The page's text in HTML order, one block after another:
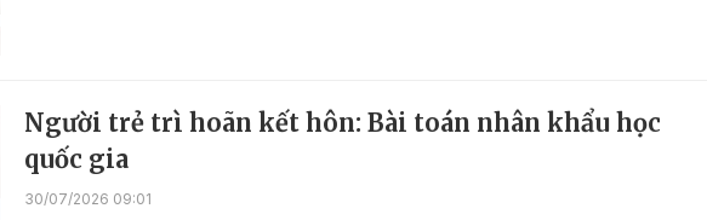
Người trẻ trì hoãn kết hôn: Bài toán nhân khẩu học
quốc gia
30/07/2026 09:01